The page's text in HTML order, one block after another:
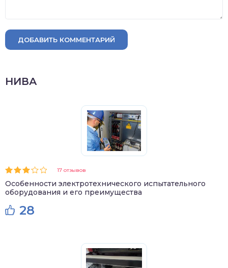
ДОБАВИТЬ КОММЕНТАРИЙ
НИВА
17 отзывов
Особенности электротехнического испытательного
оборудования и его преимущества
28